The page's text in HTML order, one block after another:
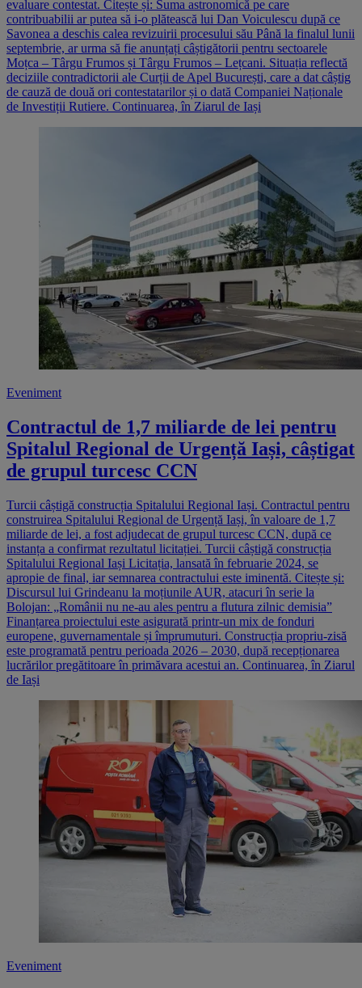
evaluare contestat. Citește și: Suma astronomică pe care
contribuabilii ar putea să i-o plătească lui Dan Voiculescu după ce
Savonea a deschis calea revizuirii procesului său Până la finalul lunii
septembrie, ar urma să fie anunțați câștigătorii pentru sectoarele
Moțca – Târgu Frumos și Târgu Frumos – Lețcani. Situația reflectă
deciziile contradictorii ale Curții de Apel București, care a dat câștig
de cauză de două ori contestatarilor și o dată Companiei Naționale
de Investiții Rutiere. Continuarea, în Ziarul de Iași
Eveniment
Contractul de 1,7 miliarde de lei pentru
Spitalul Regional de Urgență Iași, câștigat
de grupul turcesc CCN
Turcii câștigă construcția Spitalului Regional Iași. Contractul pentru
construirea Spitalului Regional de Urgență Iași, în valoare de 1,7
miliarde de lei, a fost adjudecat de grupul turcesc CCN, după ce
instanța a confirmat rezultatul licitației. Turcii câștigă construcția
Spitalului Regional Iași Licitația, lansată în februarie 2024, se
apropie de final, iar semnarea contractului este iminentă. Citește și:
Discursul lui Grindeanu la moțiunile AUR, atacuri în serie la
Bolojan: „Românii nu ne-au ales pentru a flutura zilnic demisia”
Finanțarea proiectului este asigurată printr-un mix de fonduri
europene, guvernamentale și împrumuturi. Construcția propriu-zisă
este programată pentru perioada 2026 – 2030, după recepționarea
lucrărilor pregătitoare în primăvara acestui an. Continuarea, în Ziarul
de Iași
Eveniment